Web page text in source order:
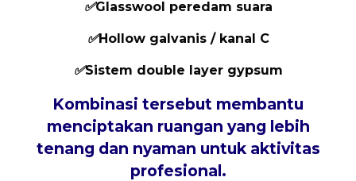
✅Glasswool peredam suara
✅Hollow galvanis / kanal C
✅Sistem double layer gypsum
Kombinasi tersebut membantu
menciptakan ruangan yang lebih
tenang dan nyaman untuk aktivitas
profesional.